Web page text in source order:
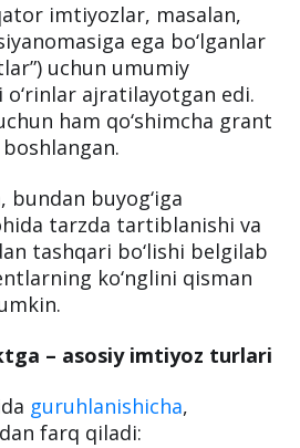
imtiyozlar, masalan,
ega bo‘lganlar
uchun umumiy
ajratilayotgan edi.
ham qo‘shimcha grant
bundan buyog‘iga
tarzda tartiblanishi va
tashqari bo‘lishi belgilab
ko‘nglini qisman
– asosiy imtiyoz turlari
guruhlanishicha,
farq qiladi: